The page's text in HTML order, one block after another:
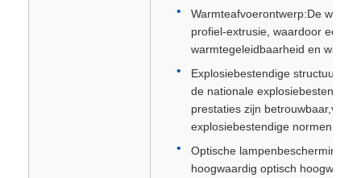
Warmteafvoerontwerp:De
profiel-extrusie, waardoor een
warmtegeleidbaarheid en
Explosiebestendige
de nationale
prestaties zijn
explosiebestendige normen en
Optische lampenbescherming:
hoogwaardig optisch